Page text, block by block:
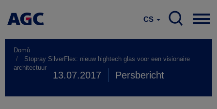
CS
Domů
Stopray SilverFlex: nieuw hightech glas voor een visionaire
architectuur
13.07.2017 Persbericht